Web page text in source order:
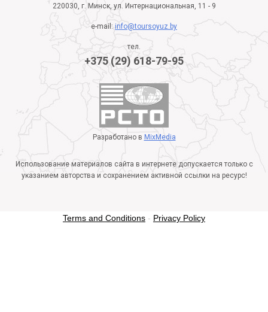
220030, г. Минск, ул. Интернациональная, 11 - 9
e-mail:info@toursoyuz.by
тел.
+375 (29) 618-79-95
Разработано в MixMedia
Использование материалов сайта в интернете допускается только с
указанием авторства и сохранением активной ссылки на ресурс!
Terms and Conditions - Privacy Policy